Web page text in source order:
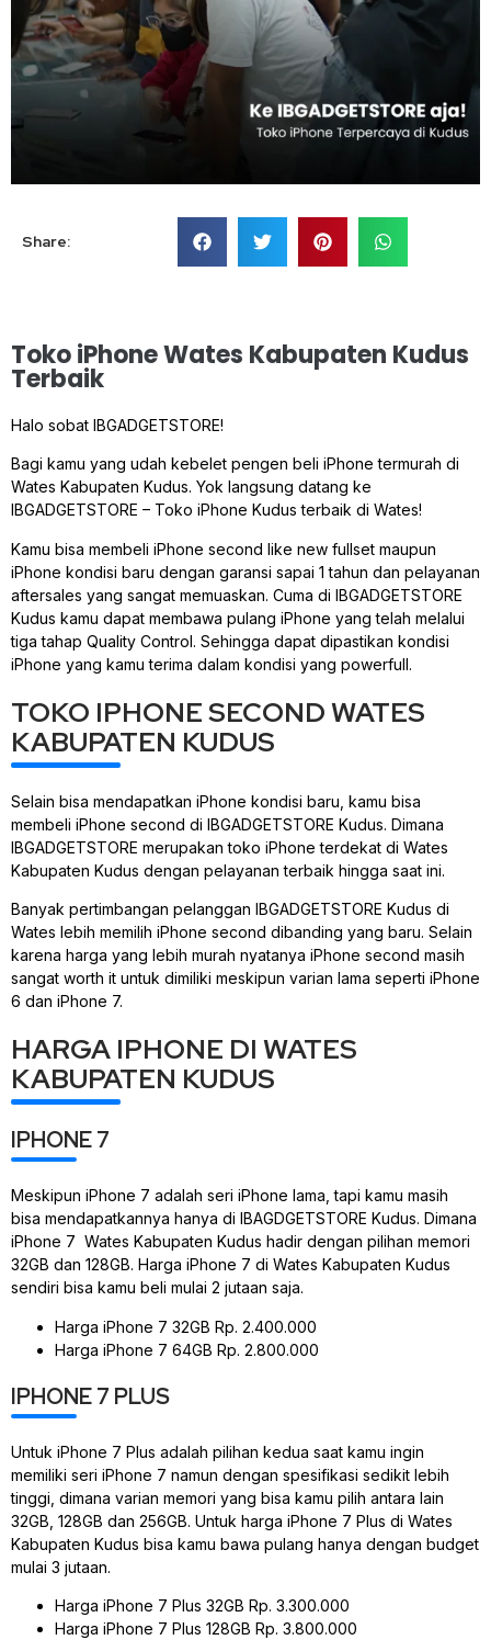
Share:
Toko iPhone Wates Kabupaten Kudus
Terbaik
Halo sobat IBGADGETSTORE!
Bagi kamu yang udah kebelet pengen beli iPhone termurah di
Wates Kabupaten Kudus. Yok langsung datang ke
IBGADGETSTORE – Toko iPhone Kudus terbaik di Wates!
Kamu bisa membeli iPhone second like new fullset maupun
iPhone kondisi baru dengan garansi sapai 1 tahun dan pelayanan
aftersales yang sangat memuaskan. Cuma di IBGADGETSTORE
Kudus kamu dapat membawa pulang iPhone yang telah melalui
tiga tahap Quality Control. Sehingga dapat dipastikan kondisi
iPhone yang kamu terima dalam kondisi yang powerfull.
TOKO IPHONE SECOND WATES
KABUPATEN KUDUS
Selain bisa mendapatkan iPhone kondisi baru, kamu bisa
membeli iPhone second di IBGADGETSTORE Kudus. Dimana
IBGADGETSTORE merupakan toko iPhone terdekat di Wates
Kabupaten Kudus dengan pelayanan terbaik hingga saat ini.
Banyak pertimbangan pelanggan IBGADGETSTORE Kudus di
Wates lebih memilih iPhone second dibanding yang baru. Selain
karena harga yang lebih murah nyatanya iPhone second masih
sangat worth it untuk dimiliki meskipun varian lama seperti iPhone
6 dan iPhone 7.
HARGA IPHONE DI WATES
KABUPATEN KUDUS
IPHONE 7
Meskipun iPhone 7 adalah seri iPhone lama, tapi kamu masih
bisa mendapatkannya hanya di IBAGDGETSTORE Kudus. Dimana
iPhone 7 Wates Kabupaten Kudus hadir dengan pilihan memori
32GB dan 128GB. Harga iPhone 7 di Wates Kabupaten Kudus
sendiri bisa kamu beli mulai 2 jutaan saja.
Harga iPhone 7 32GB Rp. 2.400.000
Harga iPhone 7 64GB Rp. 2.800.000
IPHONE 7 PLUS
Untuk iPhone 7 Plus adalah pilihan kedua saat kamu ingin
memiliki seri iPhone 7 namun dengan spesifikasi sedikit lebih
tinggi, dimana varian memori yang bisa kamu pilih antara lain
32GB, 128GB dan 256GB. Untuk harga iPhone 7 Plus di Wates
Kabupaten Kudus bisa kamu bawa pulang hanya dengan budget
mulai 3 jutaan.
Harga iPhone 7 Plus 32GB Rp. 3.300.000
Harga iPhone 7 Plus 128GB Rp. 3.800.000